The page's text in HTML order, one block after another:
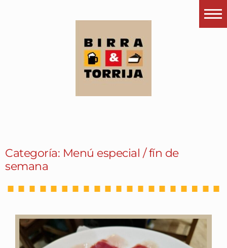
¿Esto que es pués?
Últimas visitas
Todos los garitos
Contactar
Instagram
Categoría: Menú especial / fín de
semana